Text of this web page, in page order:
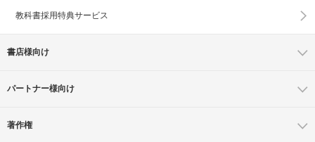
教科書採用特典サービス
書店様向け
パートナー様向け
著作権